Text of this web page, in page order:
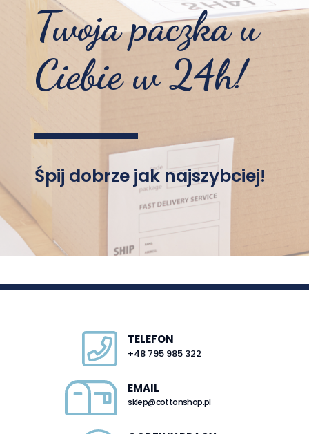
Twoja paczka u
Ciebie w 24h!
Śpij dobrze jak najszybciej!
TELEFON
+48 795 985 322
EMAIL
sklep@cottonshop.pl